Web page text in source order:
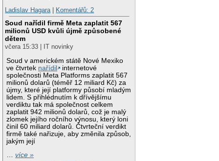
Ladislav Hagara| Komentářů: 2
Soud nařídil firmě Meta zaplatit 567
milionů USD kvůli újmě způsobené
dětem
včera 15:33 | IT novinky
Soud v americkém státě Nové Mexiko
ve čtvrtek nařídil
internetové
společnosti Meta Platforms zaplatit 567
milionů dolarů (téměř 12 miliard Kč) za
újmy, které její platformy působí mladým
lidem. S přihlédnutím k dřívějšímu
verdiktu tak má společnost celkem
zaplatit 942 milionů dolarů, což je malý
zlomek jejího ročního výnosu, který loni
činil 60 miliard dolarů. Čtvrteční verdikt
firmě také nařizuje, aby změnila způsob,
jakým její
…více »